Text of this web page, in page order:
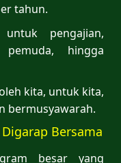
tahun.
pengajian,
hingga
kita, untuk kita,
bermusyawarah.
Bersama
besar yang